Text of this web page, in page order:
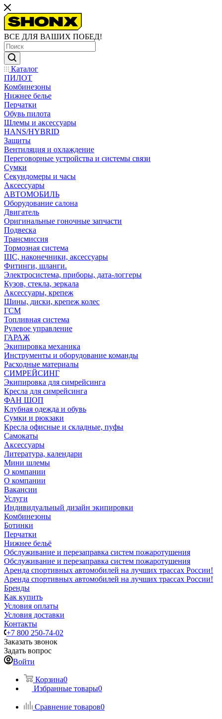
ВСЕ ДЛЯ ВАШИХ ПОБЕД!
Каталог
ПИЛОТ
Комбинезоны
Нижнее белье
Перчатки
Обувь пилота
Шлемы и аксессуары
HANS/HYBRID
Защиты
Вентиляция и охлаждение
Переговорные устройства и системы связи
Сумки
Секундомеры и часы
Аксессуары
АВТОМОБИЛЬ
Оборудование салона
Двигатель
Оригинальные гоночные запчасти
Подвеска
Трансмиссия
Тормозная система
ШС, наконечники, аксессуары
Фитинги, шланги.
Электросистема, приборы, дата-логгеры
Кузов, стекла, зеркала
Аксессуары, крепеж
Шины, диски, крепеж колес
ГСМ
Топливная система
Рулевое управление
ГАРАЖ
Экипировка механика
Инструменты и оборудование команды
Расходные материалы
СИМРЕЙСИНГ
Экипировка для симрейсинга
Кресла для симрейсинга
ФАН ШОП
Клубная одежда и обувь
Сумки и рюкзаки
Кресла офисные и складные, пуфы
Самокаты
Аксессуары
Литература, календари
Мини шлемы
О компании
О компании
Вакансии
Услуги
Индивидуальный дизайн экипировки
Комбинезоны
Ботинки
Перчатки
Нижнее бельё
Обслуживание и перезаправка систем пожаротушения
Обслуживание и перезаправка систем пожаротушения
Аренда спортивных автомобилей на лучших трассах России!
Аренда спортивных автомобилей на лучших трассах России!
Бренды
Как купить
Условия оплаты
Условия доставки
Контакты
+7 800 250-74-02
Заказать звонок
Задать вопрос
Войти
Корзина0
Избранные товары0
Сравнение товаров0